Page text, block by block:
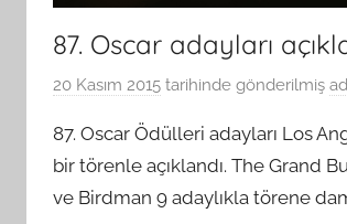
87. Oscar adayları
20 Kasım 2015 tarihinde gönderilmiş
87. Oscar Ödülleri adayları Los
bir törenle açıklandı. The Grand
ve Birdman 9 adaylıkla törene